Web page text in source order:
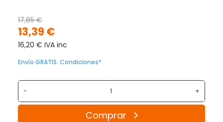
13,39 €
17,85 €
16,20 € IVA inc
Envío GRATIS. Condiciones*
- +
Comprar